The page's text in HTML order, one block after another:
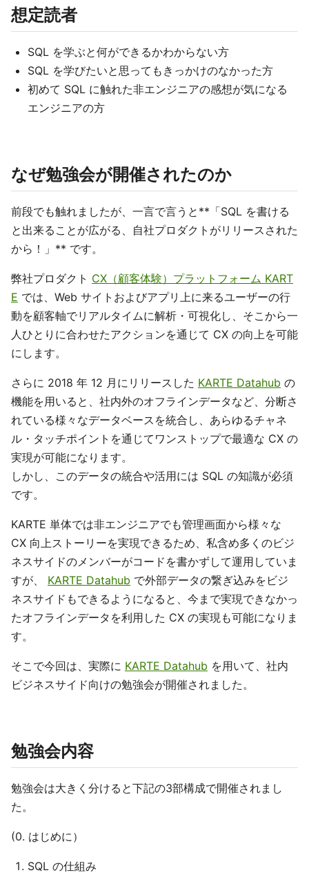
想定読者
SQL を学ぶと何ができるかわからない方
SQL を学びたいと思ってもきっかけのなかった方
初めて SQL に触れた非エンジニアの感想が気になる
エンジニアの方
なぜ勉強会が開催されたのか
前段でも触れましたが、一言で言うと**「SQL を書ける
と出来ることが広がる、自社プロダクトがリリースされた
から！」** です。
弊社プロダクト CX（顧客体験）プラットフォーム KART
E では、Web サイトおよびアプリ上に来るユーザーの行
動を顧客軸でリアルタイムに解析・可視化し、そこから一
人ひとりに合わせたアクションを通じて CX の向上を可能
にします。
さらに 2018 年 12 月にリリースした KARTE Datahub の
機能を用いると、社内外のオフラインデータなど、分断さ
れている様々なデータベースを統合し、あらゆるチャネ
ル・タッチポイントを通じてワンストップで最適な CX の
実現が可能になります。
しかし、このデータの統合や活用には SQL の知識が必須
です。
KARTE 単体では非エンジニアでも管理画面から様々な
CX 向上ストーリーを実現できるため、私含め多くのビジ
ネスサイドのメンバーがコードを書かずして運用していま
すが、 KARTE Datahub で外部データの繋ぎ込みをビジ
ネスサイドもできるようになると、今まで実現できなかっ
たオフラインデータを利用した CX の実現も可能になりま
す。
そこで今回は、実際に KARTE Datahub を用いて、社内
ビジネスサイド向けの勉強会が開催されました。
勉強会内容
勉強会は大きく分けると下記の3部構成で開催されまし
た。
(0. はじめに）
SQL の仕組み